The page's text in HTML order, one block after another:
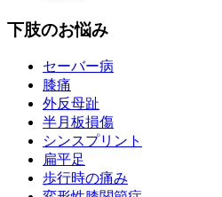
下肢のお悩み
セーバー病
膝痛
外反母趾
半月板損傷
シンスプリント
扁平足
歩行時の痛み